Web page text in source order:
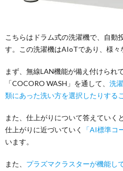
こちらはドラム式の洗濯機で、自動
す。この洗濯機はAIoTであり、様々
まず、無線LAN機能が備え付けられ
「COCORO WASH」を通して、 洗
類にあった洗い方を選択したりする
また、仕上がりについて答えていく
仕上がりに近づいていく
「AI標準コ
います。
また、 プラズマクラスターが機能し